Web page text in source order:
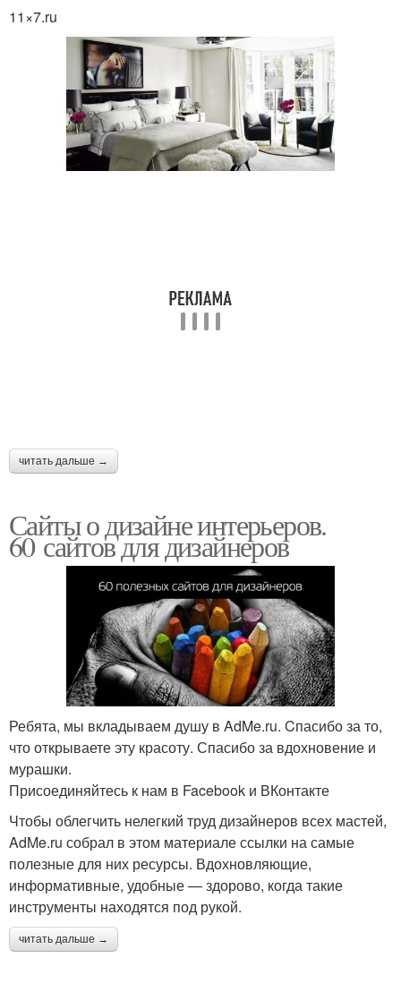
11×7.ru
читать дальше →
Сайты о дизайне интерьеров.
60 сайтов для дизайнеров
Ребята, мы вкладываем душу в AdMe.ru. Cпасибо за то,
что открываете эту красоту. Спасибо за вдохновение и
мурашки.
Присоединяйтесь к нам в Facebook и ВКонтакте
Чтобы облегчить нелегкий труд дизайнеров всех мастей,
AdMe.ru собрал в этом материале ссылки на самые
полезные для них ресурсы. Вдохновляющие,
информативные, удобные — здорово, когда такие
инструменты находятся под рукой.
читать дальше →